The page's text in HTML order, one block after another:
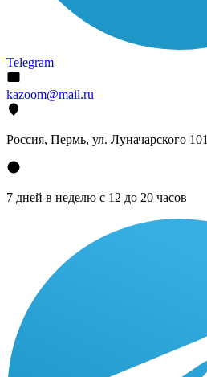
Telegram
kazoom@mail.ru
Россия, Пермь, ул. Луначарского 101
7 дней в неделю с 12 до 20 часов